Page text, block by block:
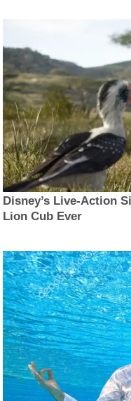
Disney’s Live-Action
Lion Cub Ever